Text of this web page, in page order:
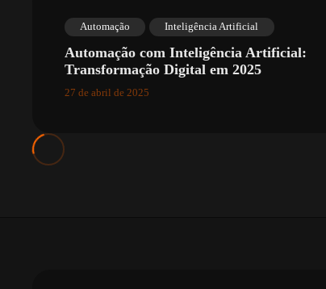
Automação Inteligência Artificial
Automação com Inteligência Artificial:
Transformação Digital em 2025
27 de abril de 2025